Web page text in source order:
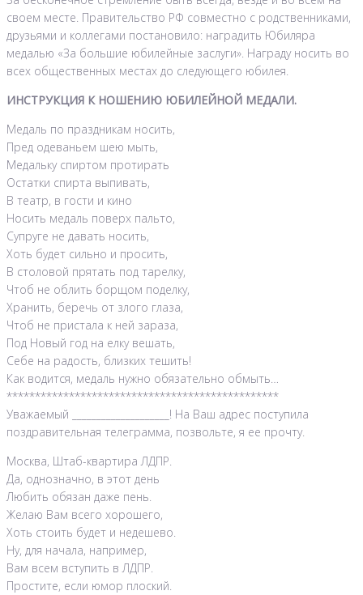
своем месте. Правительство РФ совместно с родственниками,
друзьями и коллегами постановило: наградить Юбиляра
медалью «За большие юбилейные заслуги». Награду носить во
всех общественных местах до следующего юбилея.
ИНСТРУКЦИЯ К НОШЕНИЮ ЮБИЛЕЙНОЙ МЕДАЛИ.
Медаль по праздникам носить,
Пред одеваньем шею мыть,
Медальку спиртом протирать
Остатки спирта выпивать,
В театр, в гости и кино
Носить медаль поверх пальто,
Супруге не давать носить,
Хоть будет сильно и просить,
В столовой прятать под тарелку,
Чтоб не облить борщом поделку,
Хранить, беречь от злого глаза,
Чтоб не пристала к ней зараза,
Под Новый год на елку вешать,
Себе на радость, близких тешить!
Как водится, медаль нужно обязательно обмыть…
************************************************
Уважаемый ____________________! На Ваш адрес поступила
поздравительная телеграмма, позвольте, я ее прочту.
Москва, Штаб-квартира ЛДПР.
Да, однозначно, в этот день
Любить обязан даже пень.
Желаю Вам всего хорошего,
Хоть стоить будет и недешево.
Ну, для начала, например,
Вам всем вступить в ЛДПР.
Простите, если юмор плоский.